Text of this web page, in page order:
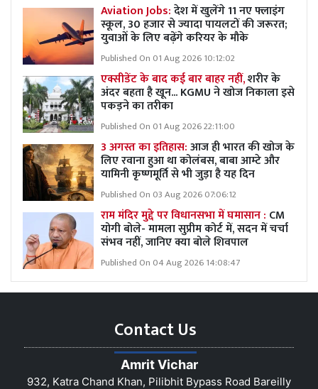
Aviation Jobs:देश में खुलेंगे 11 नए फ्लाइंग
स्कूल, 30 हजार से ज्यादा पायलटों की जरूरत;
युवाओं के लिए बढ़ेंगे करियर के मौके
Published On 01 Aug 2026 10:12:02
एक्सीडेंट के बाद कई बार बाहर नहीं,शरीर के
अंदर बहता है खून... KGMU ने खोज निकाला इसे
पकड़ने का तरीका
Published On 01 Aug 2026 22:11:00
3 अगस्त का इतिहास:आज ही भारत की खोज के
लिए रवाना हुआ था कोलंबस, बाबा आम्टे और
यामिनी कृष्णमूर्ति से भी जुड़ा है यह दिन
Published On 03 Aug 2026 07:06:12
राम मंदिर मुद्दे पर विधानसभा में घमासान : CM
योगी बोले- मामला सुप्रीम कोर्ट में, सदन में चर्चा
संभव नहीं, जानिए क्या बोले शिवपाल
Published On 04 Aug 2026 14:08:47
Contact Us
Amrit Vichar
932, Katra Chand Khan, Pilibhit Bypass Road Bareilly